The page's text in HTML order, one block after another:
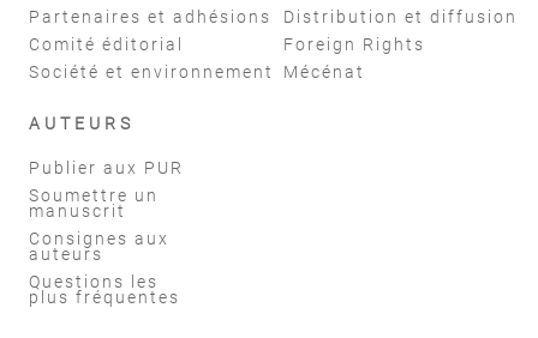
Partenaires et adhésions
Comité éditorial
Société et environnement
Distribution et diffusion
Foreign Rights
Mécénat
AUTEURS
Publier aux PUR
Soumettre un
manuscrit
Consignes aux
auteurs
Questions les
plus fréquentes